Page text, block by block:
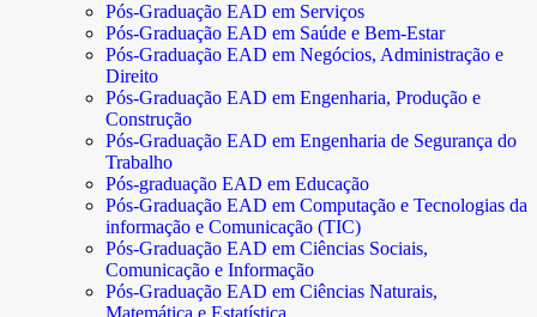
Pós-Graduação EAD em Serviços
Pós-Graduação EAD em Saúde e Bem-Estar
Pós-Graduação EAD em Negócios, Administração e
Direito
Pós-Graduação EAD em Engenharia, Produção e
Construção
Pós-Graduação EAD em Engenharia de Segurança do
Trabalho
Pós-graduação EAD em Educação
Pós-Graduação EAD em Computação e Tecnologias da
informação e Comunicação (TIC)
Pós-Graduação EAD em Ciências Sociais,
Comunicação e Informação
Pós-Graduação EAD em Ciências Naturais,
Matemática e Estatística